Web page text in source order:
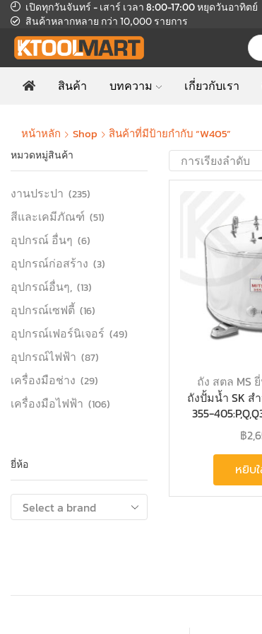
เปิดทุกวันจันทร์ - เสาร์ เวลา 8:00-17:00หยุดวันอาทิตย์
สินค้าหลากหลาย กว่า 10,000 รายการ
สินค้า บทความ เกี่ยวกับเรา
หน้าหลัก Shop สินค้าที่มีป้ายกำกับ “W405”
ถัง สตล MS
ถังปั้มน้ำ SK ส
355-
฿
หยิบ
หมวดหมู่สินค้า
งานประปา (235)
สีและเคมีภัณฑ์ (51)
อุปกรณ์ อื่นๆ (6)
อุปกรณ์ก่อสร้าง (3)
อุปกรณ์อื่นๆ, (13)
อุปกรณ์เซฟตี้ (16)
อุปกรณ์เฟอร์นิเจอร์ (49)
อุปกรณ์ไฟฟ้า (87)
เครื่องมือช่าง (29)
เครื่องมือไฟฟ้า (106)
ยี่ห้อ